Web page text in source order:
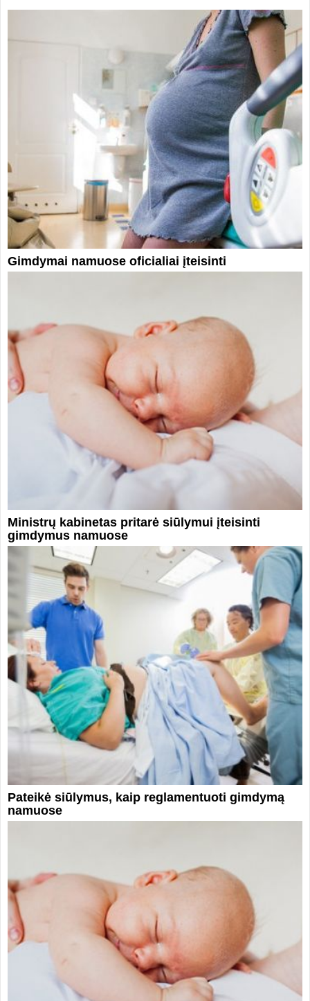
Gimdymai namuose oficialiai įteisinti
Ministrų kabinetas pritarė siūlymui įteisinti
gimdymus namuose
Pateikė siūlymus, kaip reglamentuoti gimdymą
namuose